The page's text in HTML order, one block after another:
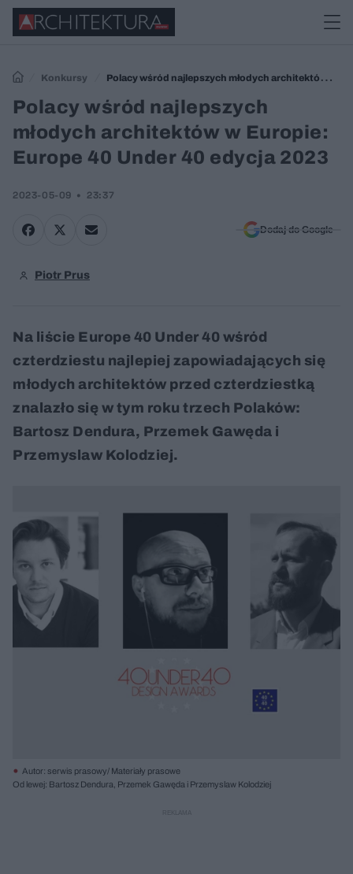
Konkursy
Polacy wśród najlepszych młodych architektów w
Europie: Europe 40 Under 40 edycja 2023
Polacy wśród najlepszych
młodych architektów w Europie:
Europe 40 Under 40 edycja 2023
2023-05-09 23:37
Dodaj do Google
Piotr Prus
Na liście Europe 40 Under 40 wśród
czterdziestu najlepiej zapowiadających się
młodych architektów przed czterdziestką
znalazło się w tym roku trzech Polaków:
Bartosz Dendura, Przemek Gawęda i
Przemyslaw Kolodziej.
Autor: serwis prasowy/ Materiały prasowe
Od lewej: Bartosz Dendura, Przemek Gawęda i Przemyslaw Kolodziej